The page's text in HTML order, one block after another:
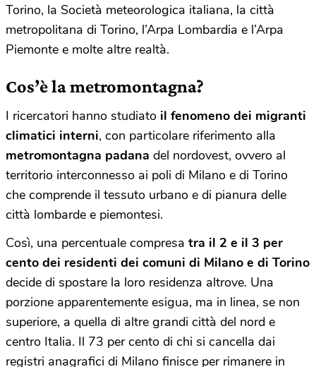
Torino, la Società meteorologica italiana, la città
metropolitana di Torino, l’Arpa Lombardia e l’Arpa
Piemonte e molte altre realtà.
Cos’è la metromontagna?
I ricercatori hanno studiato il fenomeno dei migranti
climatici interni, con particolare riferimento alla
metromontagna padana del nordovest, ovvero al
territorio interconnesso ai poli di Milano e di Torino
che comprende il tessuto urbano e di pianura delle
città lombarde e piemontesi.
Così, una percentuale compresa tra il 2 e il 3 per
cento dei residenti dei comuni di Milano e di Torino
decide di spostare la loro residenza altrove. Una
porzione apparentemente esigua, ma in linea, se non
superiore, a quella di altre grandi città del nord e
centro Italia. Il 73 per cento di chi si cancella dai
registri anagrafici di Milano finisce per rimanere in